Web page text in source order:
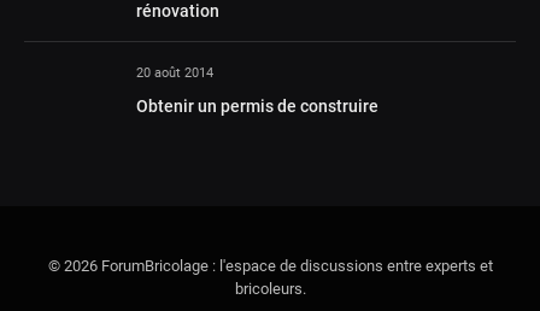
rénovation
20 août 2014
Obtenir un permis de construire
© 2026 ForumBricolage : l'espace de discussions entre experts et
bricoleurs.